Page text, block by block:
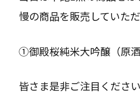
慢の商品を販売していた
①御殿桜純米大吟醸（原酒
皆さま是非ご注目くださ